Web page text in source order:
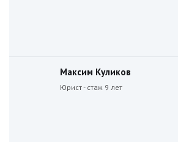
Максим Куликов
Юрист - стаж 9 лет